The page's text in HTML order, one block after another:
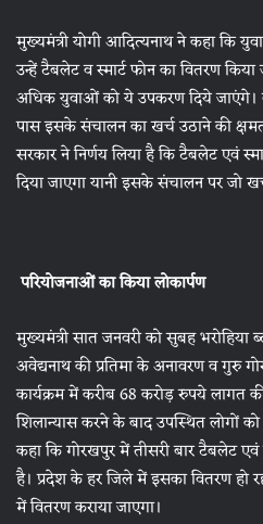
मुख्यमंत्री योगी आदित्यनाथ ने कहा कि
उन्हें टैबलेट व स्मार्ट फोन का वितरण
अधिक युवाओं को ये उपकरण दिये
पास इसके संचालन का खर्च उठाने की
सरकार ने निर्णय लिया है कि टैबलेट एवं
दिया जाएगा यानी इसके संचालन पर जो
परियोजनाओं का किया लोकार्पण
मुख्यमंत्री सात जनवरी को सुबह भरोहिया
अवेद्यनाथ की प्रतिमा के अनावरण व गुरु
कार्यक्रम में करीब 68 करोड़ रुपये लागत
शिलान्यास करने के बाद उपस्थित लोगों
कहा कि गोरखपुर में तीसरी बार टैबलेट एवं
है। प्रदेश के हर जिले में इसका वितरण हो
में वितरण कराया जाएगा।